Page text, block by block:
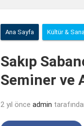
Ana Sayfa Kültür &
Sakıp
Seminer ve
2 yıl önce admin